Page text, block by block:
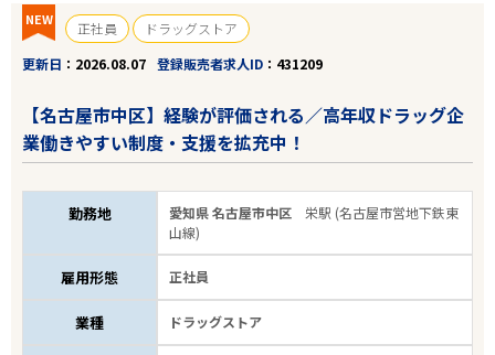
24件から検索する
NEW 正社員
ドラッグストア
更新日
2026.08.07 登録販売者求人ID 431209
【名古屋市中区】経験が評価される／高年収ドラッグ企
業働きやすい制度・支援を拡充中！
勤務地 愛知県 名古屋市中区 栄駅 (名古屋市営地下鉄東
山線)
雇用形態 正社員
業種 ドラッグストア